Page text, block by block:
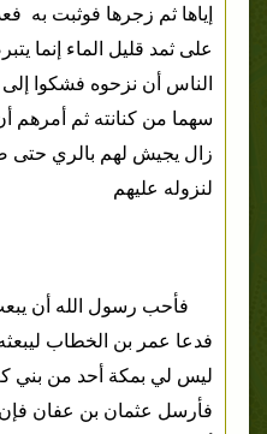
إياها ثم زجرها فوثبت به
على ثمد قليل الماء إنما
الناس أن نزحوه فشكوا
سهما من كنانته ثم أمرهم
زال يجيش لهم بالري
لنزوله عليهم
فأحب رسول الله أن
فدعا عمر بن الخطاب
ليس لي بمكة أحد من بني
فأرسل عثمان بن عفان فإن